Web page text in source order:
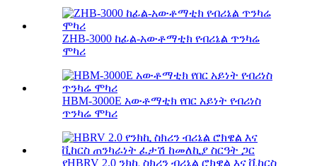
ZHB-3000 ከፊል-አውቶማቲክ የብሪኔል ጥንካሬ
ሞካሪ
HBM-3000E አውቶማቲክ የበር አይነት የብሪነስ
ጥንካሬ ሞካሪ
የHBRV 2.0 ንክኪ ስክሪን ብሪኔል ሮክዌል እና ቪከርስ